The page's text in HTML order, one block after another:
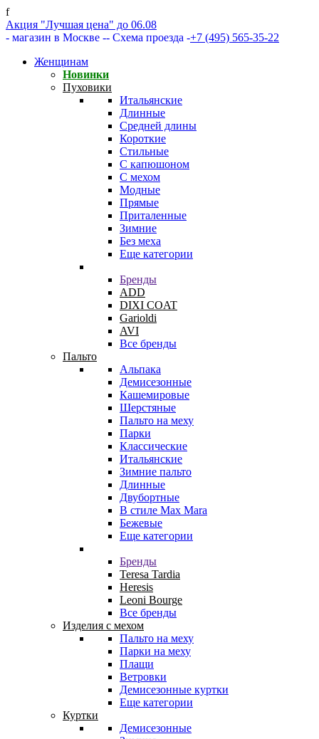
f
Акция "Лучшая цена" до 06.08
- магазин в Москве -- Схема проезда -+7 (495) 565-35-22
Женщинам
Новинки
Пуховики
Итальянские
Длинные
Средней длины
Короткие
Стильные
С капюшоном
С мехом
Модные
Прямые
Приталенные
Зимние
Без меха
Еще категории
Бренды
ADD
DIXI COAT
Garioldi
AVI
Все бренды
Пальто
Альпака
Демисезонные
Кашемировые
Шерстяные
Пальто на меху
Парки
Классические
Итальянские
Зимние пальто
Длинные
Двубортные
В стиле Max Mara
Бежевые
Еще категории
Бренды
Teresa Tardia
Heresis
Leoni Bourge
Все бренды
Изделия с мехом
Пальто на меху
Парки на меху
Плащи
Ветровки
Демисезонные куртки
Еще категории
Куртки
Демисезонные